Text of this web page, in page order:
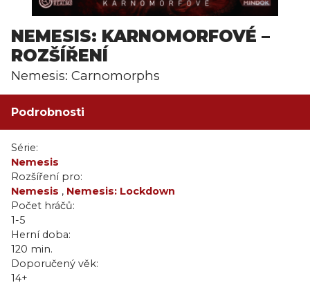
NEMESIS: KARNOMORFOVÉ –
ROZŠÍŘENÍ
Nemesis: Carnomorphs
Podrobnosti
Série:
Nemesis
Rozšíření pro:
Nemesis , Nemesis: Lockdown
Počet hráčů:
1-5
Herní doba:
120 min.
Doporučený věk:
14+